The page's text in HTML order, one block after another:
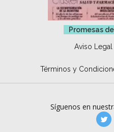
Promesas
Aviso
Términos y
Síguenos en